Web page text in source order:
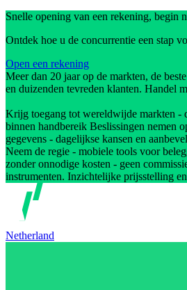
Snelle opening van een rekening, begin
Ontdek hoe u de concurrentie een stap
Open een rekening
Meer dan 20 jaar op de markten, de
en duizenden tevreden klanten. Handel
Krijg toegang tot wereldwijde markten -
binnen handbereik Beslissingen nemen
gegevens - dagelijkse kansen en
Neem de regie - mobiele tools voor
zonder onnodige kosten - geen
instrumenten. Inzichtelijke prijsstelling
Netherland